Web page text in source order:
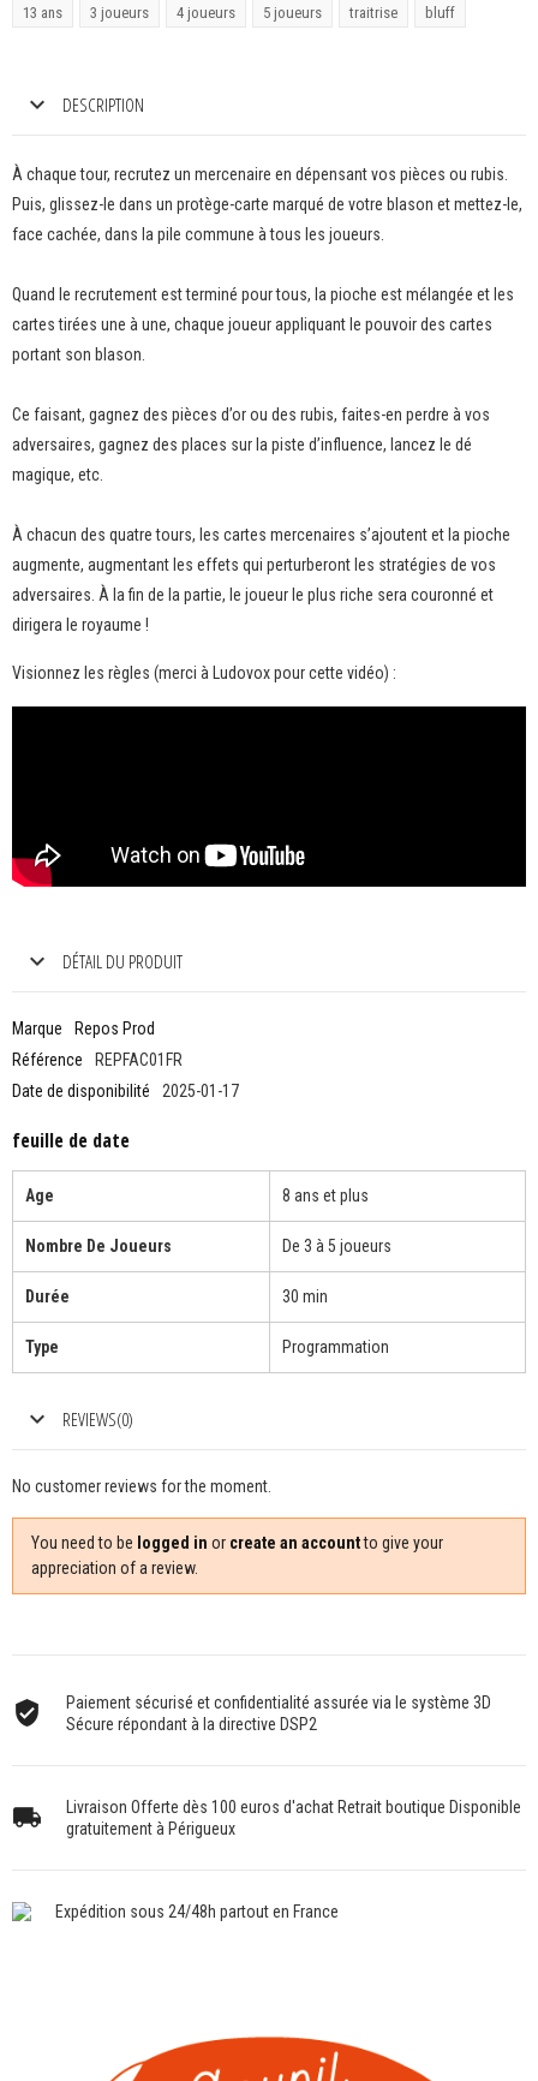
13 ans
3 joueurs 4 joueurs 5 joueurs traitrise bluff
DESCRIPTION
À chaque tour, recrutez un mercenaire en dépensant vos pièces ou rubis.
Puis, glissez-le dans un protège-carte marqué de votre blason et mettez-le,
face cachée, dans la pile commune à tous les joueurs.
Quand le recrutement est terminé pour tous, la pioche est mélangée et les
cartes tirées une à une, chaque joueur appliquant le pouvoir des cartes
portant son blason.
Ce faisant, gagnez des pièces d’or ou des rubis, faites-en perdre à vos
adversaires, gagnez des places sur la piste d’influence, lancez le dé
magique, etc.
À chacun des quatre tours, les cartes mercenaires s’ajoutent et la pioche
augmente, augmentant les effets qui perturberont les stratégies de vos
adversaires. À la fin de la partie, le joueur le plus riche sera couronné et
dirigera le royaume !
Visionnez les règles (merci à Ludovox pour cette vidéo) :
DÉTAIL DU PRODUIT
Marque
Repos Prod
Référence
REPFAC01FR
Date de disponibilité
2025-01-17
feuille de date
Age 8 ans et plus
Nombre De Joueurs De 3 à 5 joueurs
Durée 30 min
Type Programmation
REVIEWS(0)
No customer reviews for the moment.
You need to be logged in or create an accountto give your
appreciation of a review.
Paiement sécurisé et confidentialité assurée via le système 3D
Sécure répondant à la directive DSP2
Livraison Offerte dès 100 euros d'achat Retrait boutique Disponible
gratuitement à Périgueux
Expédition sous 24/48h partout en France